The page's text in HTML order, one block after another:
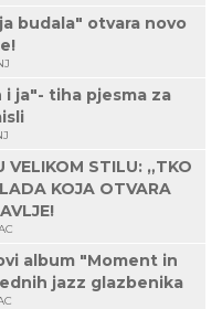
budala" otvara novo
i ja"- tiha pjesma za
VELIKOM STILU: „TKO
KOJA OTVARA
album "Moment in
jazz glazbenika